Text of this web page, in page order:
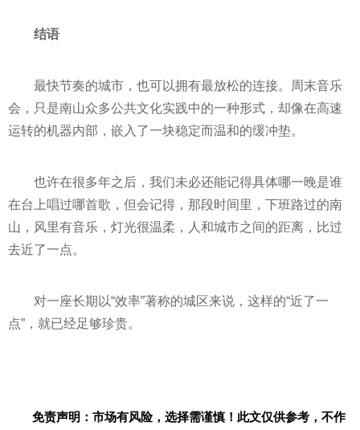
结语
最快节奏的城市，也可以拥有最放松的连接。周末音乐
会，只是南山众多公共文化实践中的一种形式，却像在高速
运转的机器内部，嵌入了一块稳定而温和的缓冲垫。
也许在很多年之后，我们未必还能记得具体哪一晚是谁
在台上唱过哪首歌，但会记得，那段时间里，下班路过的南
山，风里有音乐，灯光很温柔，人和城市之间的距离，比过
去近了一点。
对一座长期以“效率”著称的城区来说，这样的“近了一
点”，就已经足够珍贵。
免责声明：市场有风险，选择需谨慎！此文仅供参考，不作